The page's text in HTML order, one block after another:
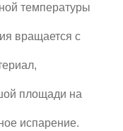
температуры
вращается с
площади на
испарение.